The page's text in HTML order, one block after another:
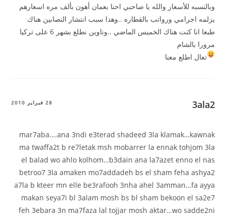
وبالنسبه للأسعار والله يا صاحبي احنا بعمان أهون بألف مره اسعارهم
يزلمه اجرامي ورواتب بالقطاره ..وهدا سبب انتشار النصابين هناك
طبعا انا كنت هناك الخميس الماضي ..وناوين نطلع بشهر 6 على تركيا
مرورا بالشام
تعال اطلع معنا
3ala2 28 فبراير 2010
mar7aba….ana 3ndi e3terad shadeed 3la klamak…kawnak
ma twaffa2t b re7letak msh mobarrer la ennak tohjom 3la
el balad wo ahlo kolhom…b3dain ana la7azet enno el nas
betroo7 3la amaken mo7addadeh bs el sham feha ashya2
a7la b kteer mn elle be3rafooh 3nha ahel 3amman…fa ayya
makan seya7i bl 3alam mosh bs bl sham bekoon el sa2e7
feh 3ebara 3n ma7faza lal tojjar mosh aktar…wo sadde2ni